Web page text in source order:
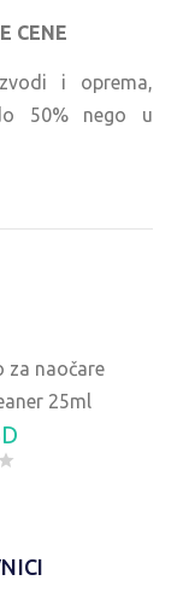
CENE
i oprema,
50% nego u
za naočare
25ml